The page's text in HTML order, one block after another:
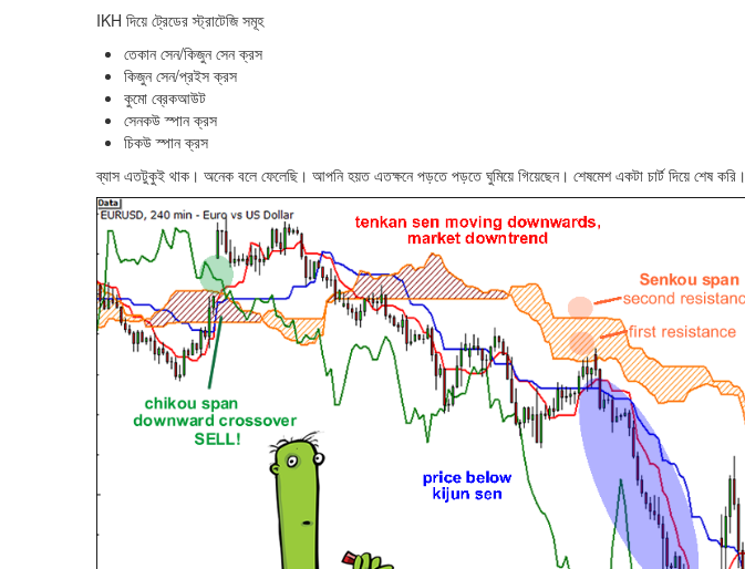
IKH দিয়ে ট্রেডের স্ট্রাটেজি সমূহ
তেকান সেন/কিজুন সেন ক্রস
কিজুন সেন/প্রইস ক্রস
কুমো ব্রেকআউট
সেনকউ স্পান ক্রস
চিকউ স্পান ক্রস
ব্যাস এতটুকুই থাক। অনেক বলে ফেলেছি। আপনি হয়ত এতক্ষনে পড়তে পড়তে ঘুমিয়ে গিয়েছেন। শেষমেশ একটা চার্ট দিয়ে শেষ করি।